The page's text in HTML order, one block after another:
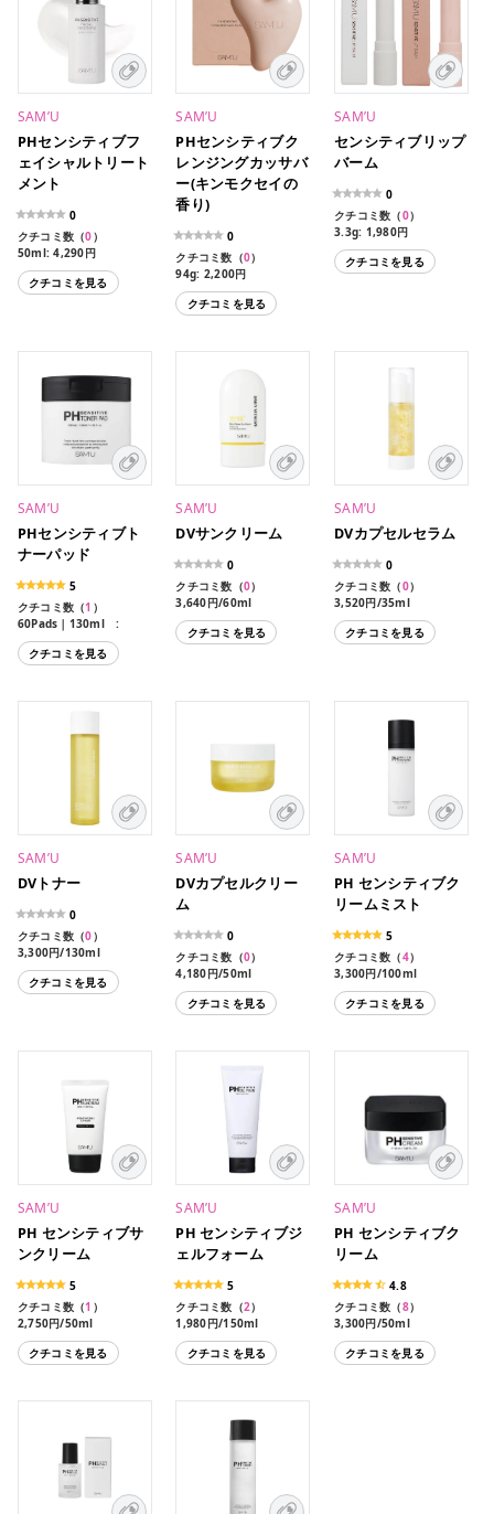
SAM’U
PHセンシティブフ
ェイシャルトリート
メント
0
クチコミ数（0）
50ml: 4,290円
クチコミを見る
SAM’U
PHセンシティブク
レンジングカッサバ
ー(キンモクセイの
香り)
0
クチコミ数（0）
94g: 2,200円
クチコミを見る
SAM’U
センシティブリップ
バーム
0
クチコミ数（0）
3.3g: 1,980円
クチコミを見る
SAM’U
PHセンシティブト
ナーパッド
5
クチコミ数（1 ）
60Pads｜130ml :
2,970円
クチコミを見る
SAM’U
DVサンクリーム
0
クチコミ数（0）
3,640円/60ml
クチコミを見る
SAM’U
DVカプセルセラム
0
クチコミ数（0）
3,520円/35ml
クチコミを見る
SAM’U
DVトナー
0
クチコミ数（0）
3,300円/130ml
クチコミを見る
SAM’U
DVカプセルクリー
ム
0
クチコミ数（0）
4,180円/50ml
クチコミを見る
SAM’U
PH センシティブク
リームミスト
5
クチコミ数（4）
3,300円/100ml
クチコミを見る
SAM’U
PH センシティブサ
ンクリーム
5
クチコミ数（1 ）
2,750円/50ml
クチコミを見る
SAM’U
PH センシティブジ
ェルフォーム
5
クチコミ数（2）
1,980円/150ml
クチコミを見る
SAM’U
PH センシティブク
リーム
4.8
クチコミ数（8）
3,300円/50ml
クチコミを見る